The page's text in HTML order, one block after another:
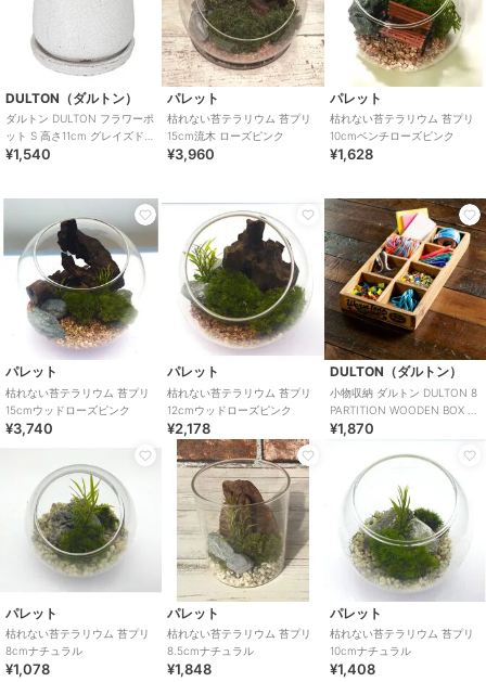
DULTON（ダルトン）
ダルトン DULTON フラワーポ
ット S 高さ11cm グレイズドポ
ット ラウンド ホワイト
¥1,540
パレット
枯れない苔テラリウム 苔プリ
15cm流木 ローズピンク
¥3,960
パレット
枯れない苔テラリウム 苔プリ
10cmベンチローズピンク
¥1,628
パレット
枯れない苔テラリウム 苔プリ
15cmウッドローズピンク
¥3,740
パレット
枯れない苔テラリウム 苔プリ
12cmウッドローズピンク
¥2,178
DULTON（ダルトン）
小物収納 ダルトン DULTON 8
PARTITION WOODEN BOX ウ
ッデン
¥1,870
パレット
枯れない苔テラリウム 苔プリ
8cmナチュラル
¥1,078
パレット
枯れない苔テラリウム 苔プリ
8.5cmナチュラル
¥1,848
パレット
枯れない苔テラリウム 苔プリ
10cmナチュラル
¥1,408